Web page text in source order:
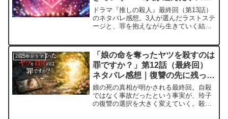
ステージ
ドラマ『推しの殺人』最終回（第13話）
のネタバレ感想。3人が選んだラストステ
ージと、罪を抱えながら生きていく結末
2025年ドラマ
「娘の命を奪ったヤツを殺すのは
罪ですか？」第12話（最終回）
ネタバレ感想｜復讐の先に残った
静かな再生
娘の死の真相が明かされる最終回。自殺
ではなく事故だったという事実が、玲子
の復讐の選択を大きく変えていく。殺さ